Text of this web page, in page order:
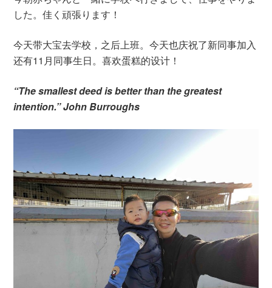
した。佳く頑張ります！
今天带大宝去学校，之后上班。今天也庆祝了新同事加入
还有11月同事生日。喜欢蛋糕的设计！
“The smallest deed is better than the greatest
intention.” John Burroughs